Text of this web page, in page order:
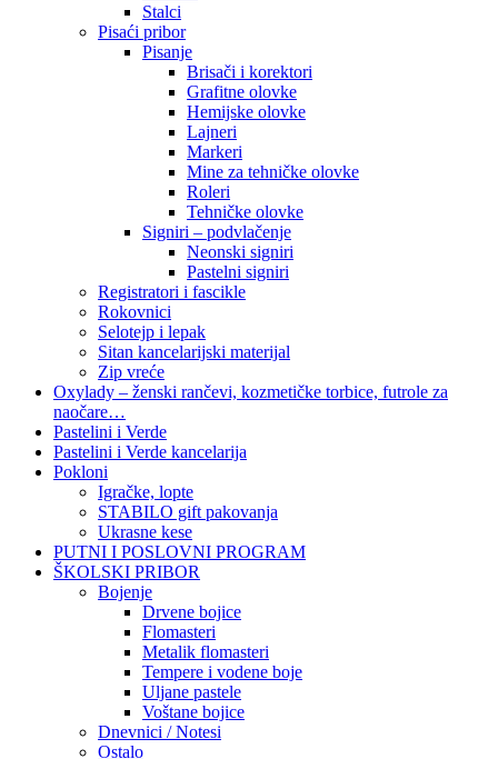
Stalci
Pisaći pribor
Pisanje
Brisači i korektori
Grafitne olovke
Hemijske olovke
Lajneri
Markeri
Mine za tehničke olovke
Roleri
Tehničke olovke
Signiri – podvlačenje
Neonski signiri
Pastelni signiri
Registratori i fascikle
Rokovnici
Selotejp i lepak
Sitan kancelarijski materijal
Zip vreće
Oxylady – ženski rančevi, kozmetičke torbice, futrole za
naočare…
Pastelini i Verde
Pastelini i Verde kancelarija
Pokloni
Igračke, lopte
STABILO gift pakovanja
Ukrasne kese
PUTNI I POSLOVNI PROGRAM
ŠKOLSKI PRIBOR
Bojenje
Drvene bojice
Flomasteri
Metalik flomasteri
Tempere i vodene boje
Uljane pastele
Voštane bojice
Dnevnici / Notesi
Ostalo